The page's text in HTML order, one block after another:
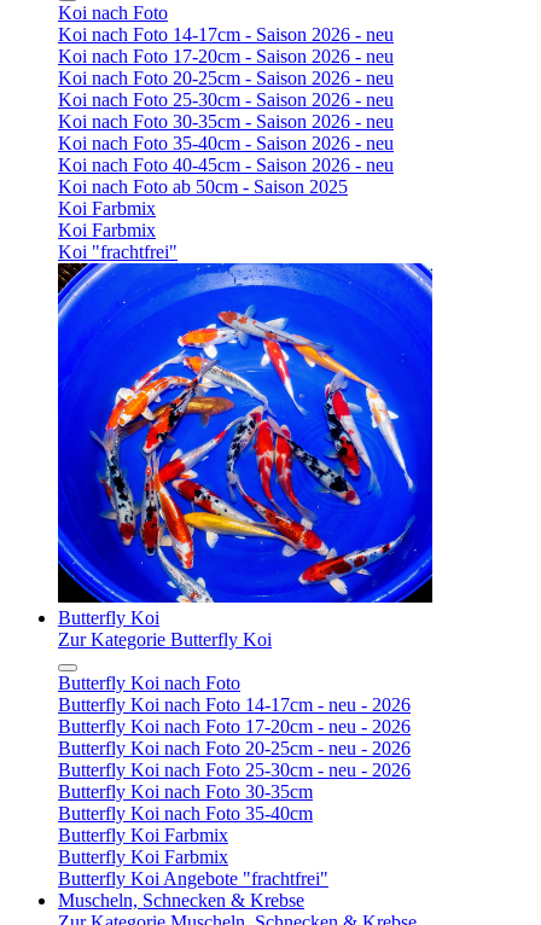
Koi nach Foto
Koi nach Foto 14-17cm - Saison 2026 - neu
Koi nach Foto 17-20cm - Saison 2026 - neu
Koi nach Foto 20-25cm - Saison 2026 - neu
Koi nach Foto 25-30cm - Saison 2026 - neu
Koi nach Foto 30-35cm - Saison 2026 - neu
Koi nach Foto 35-40cm - Saison 2026 - neu
Koi nach Foto 40-45cm - Saison 2026 - neu
Koi nach Foto ab 50cm - Saison 2025
Koi Farbmix
Koi Farbmix
Koi "frachtfrei"
Butterfly Koi
Zur Kategorie Butterfly Koi
Butterfly Koi nach Foto
Butterfly Koi nach Foto 14-17cm - neu - 2026
Butterfly Koi nach Foto 17-20cm - neu - 2026
Butterfly Koi nach Foto 20-25cm - neu - 2026
Butterfly Koi nach Foto 25-30cm - neu - 2026
Butterfly Koi nach Foto 30-35cm
Butterfly Koi nach Foto 35-40cm
Butterfly Koi Farbmix
Butterfly Koi Farbmix
Butterfly Koi Angebote "frachtfrei"
Muscheln, Schnecken & Krebse